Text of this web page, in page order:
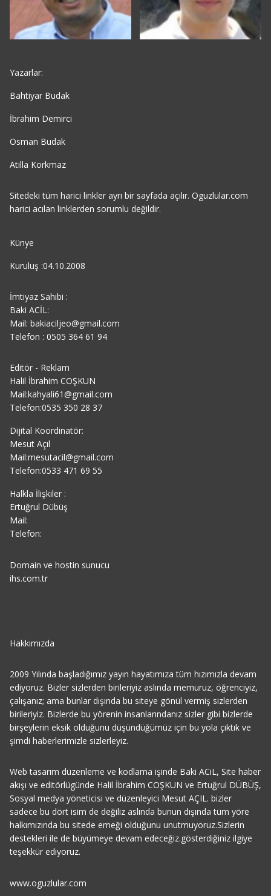
Yazarlar:
Bahtiyar Budak
İbrahim Demirci
Osman Budak
Atilla Korkmaz
Sitedeki tüm harici linkler ayrı bir sayfada açılır. Oguzlular.com
harici acılan linklerden sorumlu değildir.
Künye
Kuruluş :04.10.2008
İmtiyaz Sahibi :
Baki ACİL:
Mail: bakiaciljeo@gmail.com
Telefon : 0505 364 61 94
Editör - Reklam
Halil İbrahim COŞKUN
Mail:kahyali61@gmail.com
Telefon:0535 350 28 37
Dijital Koordinatör:
Mesut Açıl
Mail:mesutacil@gmail.com
Telefon:0533 471 69 55
Halkla İlişkiler :
Ertuğrul Dübüş
Mail:
Telefon:
Domain ve hostin sunucu
ihs.com.tr
Hakkımızda
2009 Yılında başladığımız yayın hayatımıza tüm hızımızla devam
ediyoruz. Bizler sizlerden birileriyiz aslında memuruz, öğrenciyiz,
çalışanız; ama bunlar dışında bu siteye gönül vermiş sizlerden
birileriyiz. Bizlerde bu yörenin insanlarındanız sizler gibi bizlerde
birşeylerin eksik olduğunu düşündüğümüz için bu yola çıktık ve
şimdi haberlerimizle sizlerleyiz.
Web tasarım düzenleme ve kodlama işinde Baki ACiL, Site haber
akışı ve editörlügünde Halil İbrahim COŞKUN ve Ertuğrul DÜBÜŞ,
Sosyal medya yöneticisi ve düzenleyici Mesut AÇIL. bizler
sadece bu dört isim de değiliz aslında bunun dışında tüm yöre
halkımızında bu sitede emeği olduğunu unutmuyoruz.Sizlerin
destekleri ile de büyümeye devam edeceğiz.gösterdiğiniz ilgiye
teşekkür ediyoruz.
www.oguzlular.com